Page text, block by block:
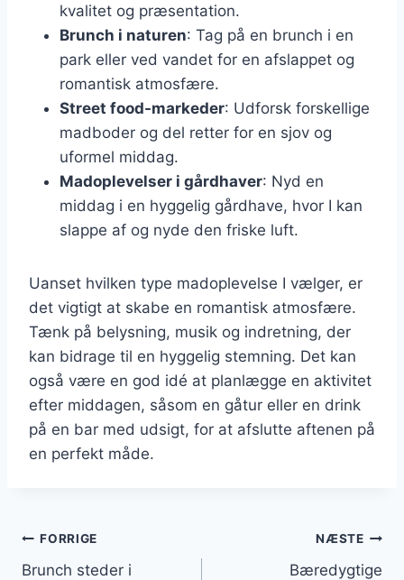
kvalitet og præsentation.
Brunch i naturen: Tag på en brunch i en
park eller ved vandet for en afslappet og
romantisk atmosfære.
Street food-markeder: Udforsk forskellige
madboder og del retter for en sjov og
uformel middag.
Madoplevelser i gårdhaver: Nyd en
middag i en hyggelig gårdhave, hvor I kan
slappe af og nyde den friske luft.
Uanset hvilken type madoplevelse I vælger, er
det vigtigt at skabe en romantisk atmosfære.
Tænk på belysning, musik og indretning, der
kan bidrage til en hyggelig stemning. Det kan
også være en god idé at planlægge en aktivitet
efter middagen, såsom en gåtur eller en drink
på en bar med udsigt, for at afslutte aftenen på
en perfekt måde.
Indlægsnavigation
FORRIGE
Brunch steder i
NÆSTE
Bæredygtige